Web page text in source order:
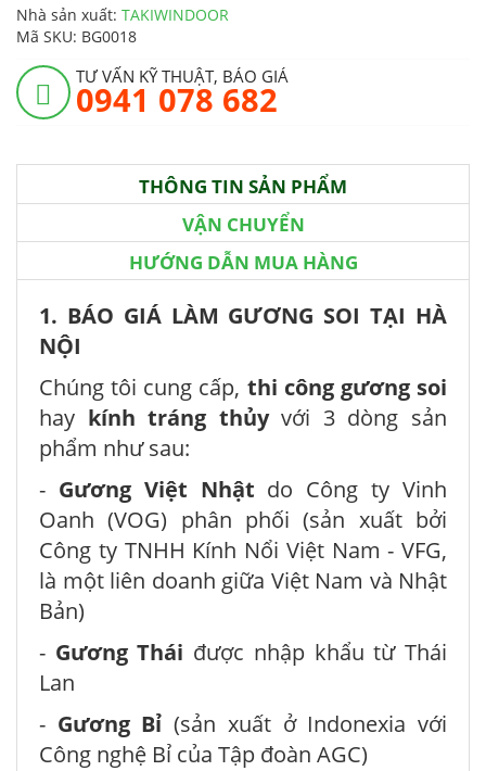
Nhà sản xuất: TAKIWINDOOR
Mã SKU: BG0018
TƯ VẤN KỸ THUẬT, BÁO GIÁ
0941 078 682
THÔNG TIN SẢN PHẨM
VẬN CHUYỂN
HƯỚNG DẪN MUA HÀNG
1. BÁO GIÁ LÀM GƯƠNG SOI TẠI HÀ
NỘI
Chúng tôi cung cấp, thi công gương soi
hay kính tráng thủyvới 3 dòng sản
phẩm như sau:
- Gương Việt Nhật do Công ty Vinh
Oanh (VOG) phân phối (sản xuất bởi
Công ty TNHH Kính Nổi Việt Nam - VFG,
là một liên doanh giữa Việt Nam và Nhật
Bản)
- Gương Thái được nhập khẩu từ Thái
Lan
- Gương Bỉ(sản xuất ở Indonexia với
Công nghệ Bỉ của Tập đoàn AGC)